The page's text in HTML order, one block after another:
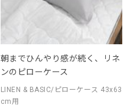
朝までひんやり感が続く、リネ
ンのピローケース
LINEN & BASIC/ピローケース 43x63
cm用